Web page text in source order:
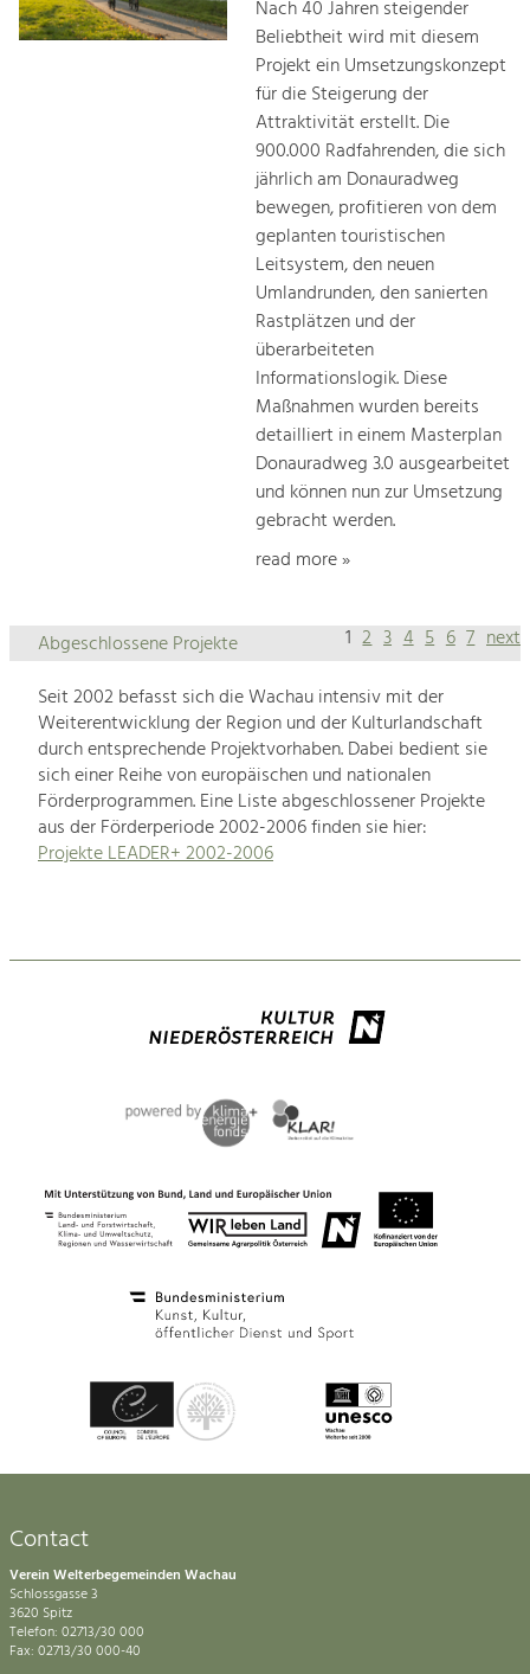
Nach 40 Jahren steigender
Beliebtheit wird mit diesem
Projekt ein Umsetzungskonzept
für die Steigerung der
Attraktivität erstellt. Die
900.000 Radfahrenden, die sich
jährlich am Donauradweg
bewegen, profitieren von dem
geplanten touristischen
Leitsystem, den neuen
Umlandrunden, den sanierten
Rastplätzen und der
überarbeiteten
Informationslogik. Diese
Maßnahmen wurden bereits
detailliert in einem Masterplan
Donauradweg 3.0 ausgearbeitet
und können nun zur Umsetzung
gebracht werden.
read more »
1 2 3 4 5 6 7 next
Abgeschlossene Projekte
Seit 2002 befasst sich die Wachau intensiv mit der
Weiterentwicklung der Region und der Kulturlandschaft
durch entsprechende Projektvorhaben. Dabei bedient sie
sich einer Reihe von europäischen und nationalen
Förderprogrammen. Eine Liste abgeschlossener Projekte
aus der Förderperiode 2002-2006 finden sie hier:
Projekte LEADER+ 2002-2006
Contact
Verein Welterbegemeinden Wachau
Schlossgasse 3
3620 Spitz
Telefon: 02713/30 000
Fax: 02713/30 000-40